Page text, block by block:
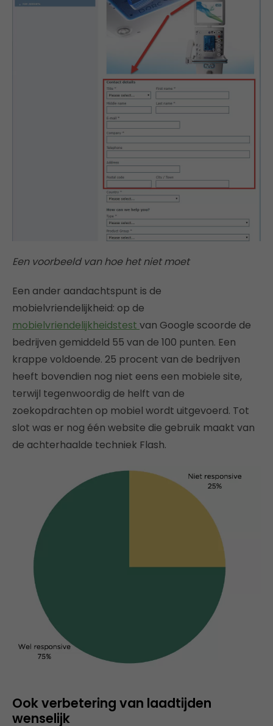
Een voorbeeld van hoe het niet moet
Een ander aandachtspunt is de
mobielvriendelijkheid: op de
mobielvriendelijkheidstest van Google scoorde de
bedrijven gemiddeld 55 van de 100 punten. Een
krappe voldoende. 25 procent van de bedrijven
heeft bovendien nog niet eens een mobiele site,
terwijl tegenwoordig de helft van de
zoekopdrachten op mobiel wordt uitgevoerd. Tot
slot was er nog één website die gebruik maakt van
de achterhaalde techniek Flash.
Ook verbetering van laadtijden
wenselijk